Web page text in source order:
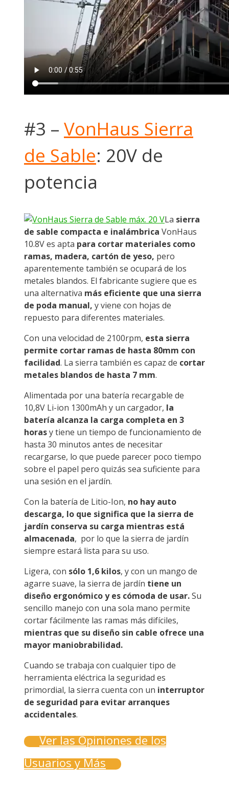
#3 – VonHaus Sierra
de Sable: 20V de
potencia
La sierra
de sable compacta e inalámbrica VonHaus
10.8V es apta para cortar materiales como
ramas, madera, cartón de yeso, pero
aparentemente también se ocupará de los
metales blandos. El fabricante sugiere que es
una alternativa más eficiente que una sierra
de poda manual, y viene con hojas de
repuesto para diferentes materiales.
Con una velocidad de 2100rpm, esta sierra
permite cortar ramas de hasta 80mm con
facilidad. La sierra también es capaz de cortar
metales blandos de hasta 7 mm.
Alimentada por una batería recargable de
10,8V Li-ion 1300mAh y un cargador, la
batería alcanza la carga completa en 3
horasy tiene un tiempo de funcionamiento de
hasta 30 minutos antes de necesitar
recargarse, lo que puede parecer poco tiempo
sobre el papel pero quizás sea suficiente para
una sesión en el jardín.
Con la batería de Litio-Ion, no hay auto
descarga, lo que significa que la sierra de
jardín conserva su carga mientras está
almacenada, por lo que la sierra de jardín
siempre estará lista para su uso.
Ligera, con sólo 1,6 kilos, y con un mango de
agarre suave, la sierra de jardín tiene un
diseño ergonómico y es cómoda de usar.Su
sencillo manejo con una sola mano permite
cortar fácilmente las ramas más difíciles,
mientras que su diseño sin cable ofrece una
mayor maniobrabilidad.
Cuando se trabaja con cualquier tipo de
herramienta eléctrica la seguridad es
primordial, la sierra cuenta con un interruptor
de seguridad para evitar arranques
accidentales.
Ver las Opiniones de los
Usuarios y Más